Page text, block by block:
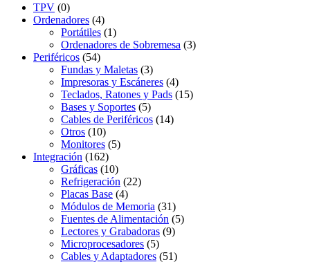
TPV (0)
Ordenadores (4)
Portátiles (1)
Ordenadores de Sobremesa (3)
Periféricos (54)
Fundas y Maletas (3)
Impresoras y Escáneres (4)
Teclados, Ratones y Pads (15)
Bases y Soportes (5)
Cables de Periféricos (14)
Otros (10)
Monitores (5)
Integración (162)
Gráficas (10)
Refrigeración (22)
Placas Base (4)
Módulos de Memoria (31)
Fuentes de Alimentación (5)
Lectores y Grabadoras (9)
Microprocesadores (5)
Cables y Adaptadores (51)